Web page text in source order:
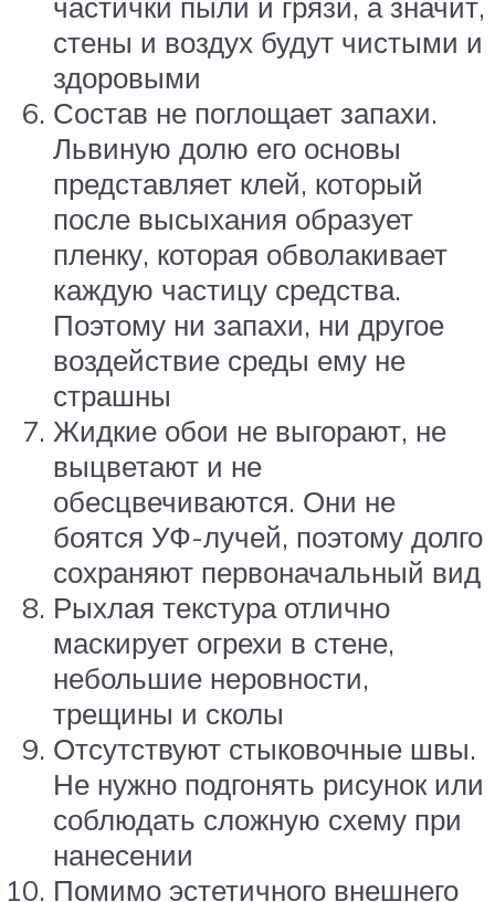
стены и воздух будут чистыми и
здоровыми
Состав не поглощает запахи.
Львиную долю его основы
представляет клей, который
после высыхания образует
пленку, которая обволакивает
каждую частицу средства.
Поэтому ни запахи, ни другое
воздействие среды ему не
страшны
Жидкие обои не выгорают, не
выцветают и не
обесцвечиваются. Они не
боятся УФ-лучей, поэтому долго
сохраняют первоначальный вид
Рыхлая текстура отлично
маскирует огрехи в стене,
небольшие неровности,
трещины и сколы
Отсутствуют стыковочные швы.
Не нужно подгонять рисунок или
соблюдать сложную схему при
нанесении
Помимо эстетичного внешнего